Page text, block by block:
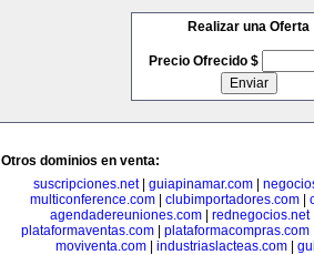
Realizar una Oferta
Precio Ofrecido $
Otros dominios en venta:
suscripciones.net| guiapinamar.com
multiconference.com
clubimportadores.com
agendadereuniones.com| rednegocios.net
plataformaventas.com
plataformacompras.com
moviventa.com
industriaslacteas.com